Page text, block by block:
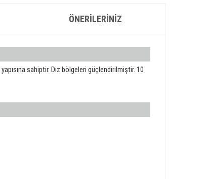
ÖNERILERINIZ
sahiptir. Diz bölgeleri güçlendirilmiştir. 10